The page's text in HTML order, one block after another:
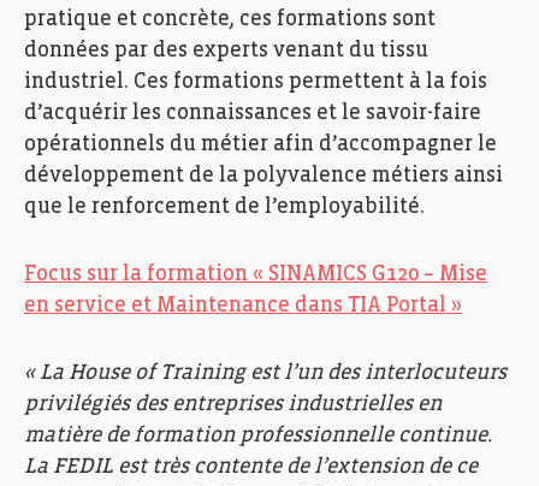
pratique et concrète, ces formations sont
données par des experts venant du tissu
industriel. Ces formations permettent à la fois
d’acquérir les connaissances et le savoir-faire
opérationnels du métier afin d’accompagner le
développement de la polyvalence métiers ainsi
que le renforcement de l’employabilité.
Focus sur la formation « SINAMICS G120 – Mise
en service et Maintenance dans TIA Portal »
« La House of Training est l’un des interlocuteurs
privilégiés des entreprises industrielles en
matière de formation professionnelle continue.
La FEDIL est très contente de l’extension de ce